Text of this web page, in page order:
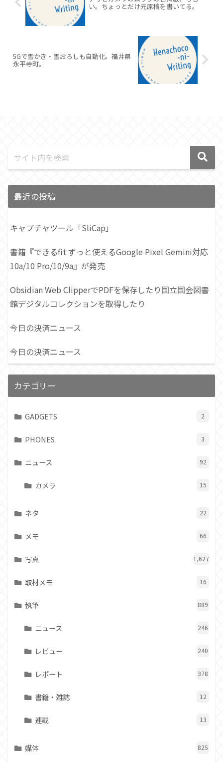
い。ちょっとだけ元原稿を書いてる。
5Gで雪かき・雪おろしも自動化。福井県
永平寺町。
最近の投稿
キャプチャツール「SliCap」
書籍『できるfit ずっと使えるGoogle Pixel Gemini対応
10a/10 Pro/10/9a』が発売
Obsidian Web ClipperでPDFを保存したり国立国会図書
館デジタルコレクションを取得したり
今日の決済ニュース
今日の決済ニュース
カテゴリー
GADGETS 2
PHONES 3
ニュース 92
カメラ 15
ネタ 22
メモ 66
写真 1,627
取材メモ 16
執筆 889
ニュース 246
レビュー 240
レポート 378
書籍・雑誌 12
連載 13
媒体 825